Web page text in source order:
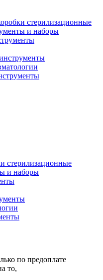
стерилизационные
и наборы
стерилизационные
и наборы
по предоплате
то,